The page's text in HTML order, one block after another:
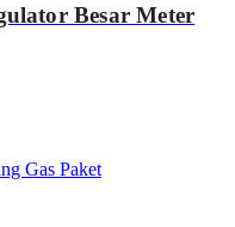
Besar Meter